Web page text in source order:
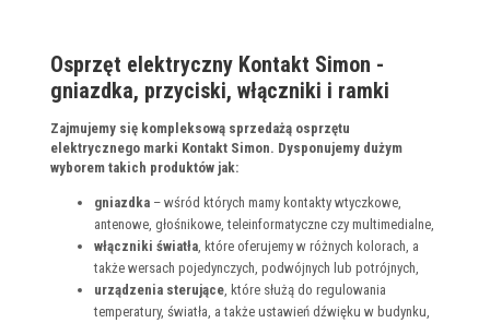
Osprzęt elektryczny Kontakt Simon -
gniazdka, przyciski, włączniki i ramki
Zajmujemy się kompleksową sprzedażą osprzętu
elektrycznego marki Kontakt Simon. Dysponujemy dużym
wyborem takich produktów jak:
gniazdka – wśród których mamy kontakty wtyczkowe,
antenowe, głośnikowe, teleinformatyczne czy multimedialne,
włączniki światła , które oferujemy w różnych kolorach, a
także wersach pojedynczych, podwójnych lub potrójnych,
urządzenia sterujące , które służą do regulowania
temperatury, światła, a także ustawień dźwięku w budynku,